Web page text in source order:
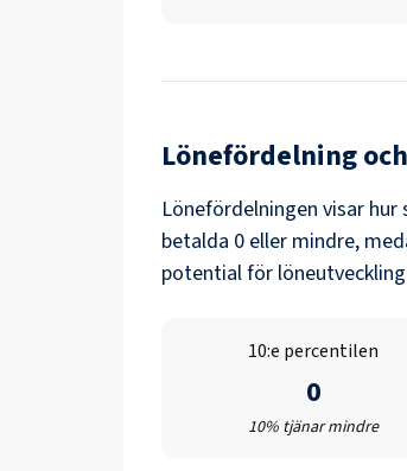
Lönefördelning
Lönefördelningen visar
betalda 0 eller mindre,
potential för
10:e percentilen
0
10% tjänar mindre